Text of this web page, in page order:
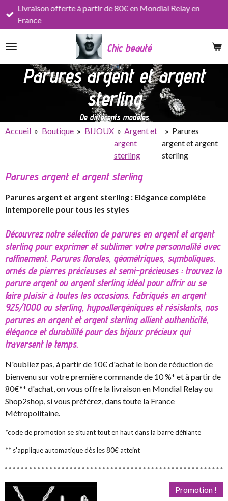
Passer
principal
Chic beauté
Livraison offerte à partir de 80€ en Mondial Relay en
France
Parures argent et argent
sterling
De différents modèles
Accueil » Boutique » BIJOUX » Argent et
argent
sterling
» Parures
argent et argent
sterling
Parures argent et argent sterling
Parures argent et argent sterling : Elégance complète
intemporelle pour tous les styles
Découvrez notre sélection de parures en argent et argent
sterling pour exprimer et sublimer votre personnalité avec
raffinement. Parures florales, géométriques, symboliques,
ornés de pierres précieuses et semi-précieuses : trouvez la
parure argent ou argent sterling idéal pour offrir ou se
faire plaisir à toutes les occasions. Fabriqués en argent
925/1000 ou sterling, hypoallergéniques et résistants, nos
parures en argent et argent sterling allient authenticité,
élégance et durabilité pour des bijoux précieux qui
traversent le temps.
N'oubliez pas, à partir de 10€ d'achat le bon de réduction de
bienvenu sur votre première commande de 10 %* et à partir de
80€** d'achat, on vous offre la livraison en Mondial Relay ou
Shop2shop, si vous préférez, dans toute la France
Métropolitaine.
*code de promotion se situant tout en haut dans la barre défilante
** s'applique automatique dès les 80€ atteint
Promotion !